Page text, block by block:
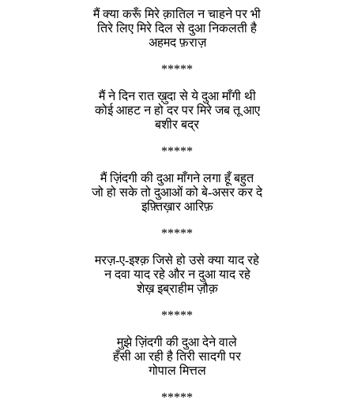
मैं क्या करूँ मिरे क़ातिल न चाहने पर भी
तिरे लिए मिरे दिल से दुआ निकलती है
अहमद फ़राज़
*****
मैं ने दिन रात ख़ुदा से ये दुआ माँगी थी
कोई आहट न हो दर पर मिरे जब तू आए
बशीर बद्र
*****
मैं ज़िंदगी की दुआ माँगने लगा हूँ बहुत
जो हो सके तो दुआओं को बे-असर कर दे
इफ़्तिख़ार आरिफ़
*****
मरज़-ए-इश्क़ जिसे हो उसे क्या याद रहे
न दवा याद रहे और न दुआ याद रहे
शेख़ इब्राहीम ज़ौक़
*****
मुझे ज़िंदगी की दुआ देने वाले
हँसी आ रही है तिरी सादगी पर
गोपाल मित्तल
*****